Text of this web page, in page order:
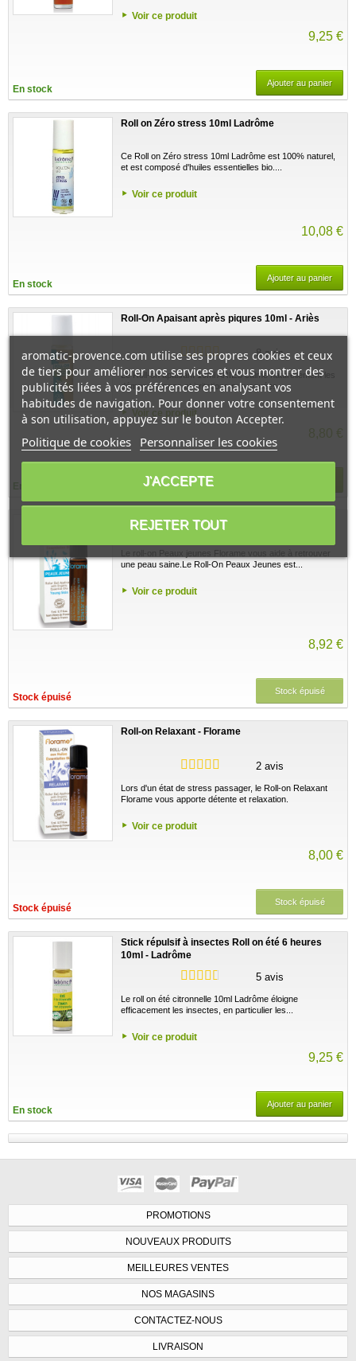
Voir ce produit
9,25 €
En stock
Ajouter au panier
Roll on Zéro stress 10ml Ladrôme
Ce Roll on Zéro stress 10ml Ladrôme est 100% naturel,
et est composé d'huiles essentielles bio....
Voir ce produit
10,08 €
En stock
Ajouter au panier
Roll-On Apaisant après piqures 10ml - Ariès
8 avis
Le Roll-on apaisant 10ml ARIES calme naturellement les
démangeaisons et irritations provoquées...
Voir ce produit
8,80 €
Roll-on Peaux jeunes 5 ml - Florame
Le roll-on Peaux jeunes Florame vous aide à retrouver
une peau saine.Le Roll-On Peaux Jeunes est...
Voir ce produit
8,92 €
Stock épuisé
Stock épuisé
Roll-on Relaxant - Florame
2 avis
Lors d'un état de stress passager, le Roll-on Relaxant
Florame vous apporte détente et relaxation.
Voir ce produit
8,00 €
Stock épuisé
Stock épuisé
Stick répulsif à insectes Roll on été 6 heures
10ml - Ladrôme
5 avis
Le roll on été citronnelle 10ml Ladrôme éloigne
efficacement les insectes, en particulier les...
Voir ce produit
9,25 €
En stock
Ajouter au panier
PROMOTIONS
NOUVEAUX PRODUITS
MEILLEURES VENTES
NOS MAGASINS
CONTACTEZ-NOUS
LIVRAISON
aromatic-provence.com utilise ses propres cookies et ceux
de tiers pour améliorer nos services et vous montrer des
publicités liées à vos préférences en analysant vos
habitudes de navigation. Pour donner votre consentement
à son utilisation, appuyez sur le bouton Accepter.
Politique de cookies Personnaliser les cookies
REJETER TOUT
J'ACCEPTE